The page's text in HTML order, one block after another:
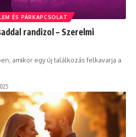
ÉS PÁRKAPCSOLAT
randizol – Szerelmi
amikor egy új találkozás felkavarja a